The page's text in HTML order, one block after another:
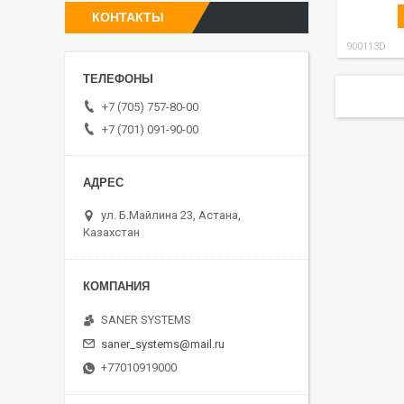
900113D
КОНТАКТЫ
+7 (705) 757-80-00
+7 (701) 091-90-00
ул. Б.Майлина 23, Астана,
Казахстан
SANER SYSTEMS
saner_systems@mail.ru
+77010919000